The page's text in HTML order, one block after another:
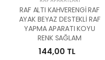
RAF ALTI KAHVERENGİ RAF
AYAK BEYAZ DESTEKLİ RAF
YAPMA APARATI KOYU
RENK SAĞLAM
144,00 TL